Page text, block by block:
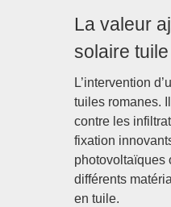
La valeur
solaire
L’intervention
tuiles romanes.
contre les
fixation
photovoltaïques
différents
en tuile.